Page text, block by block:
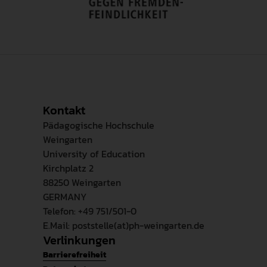
Kontakt
Pädagogische Hochschule
Weingarten
University of Education
Kirchplatz 2
88250 Weingarten
GERMANY
Telefon: +49 751/501-0
E.Mail: poststelle(at)ph-weingarten.de
Verlinkungen
Barrierefreiheit